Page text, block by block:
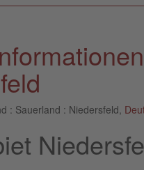
: Sauerland : Niedersfeld,